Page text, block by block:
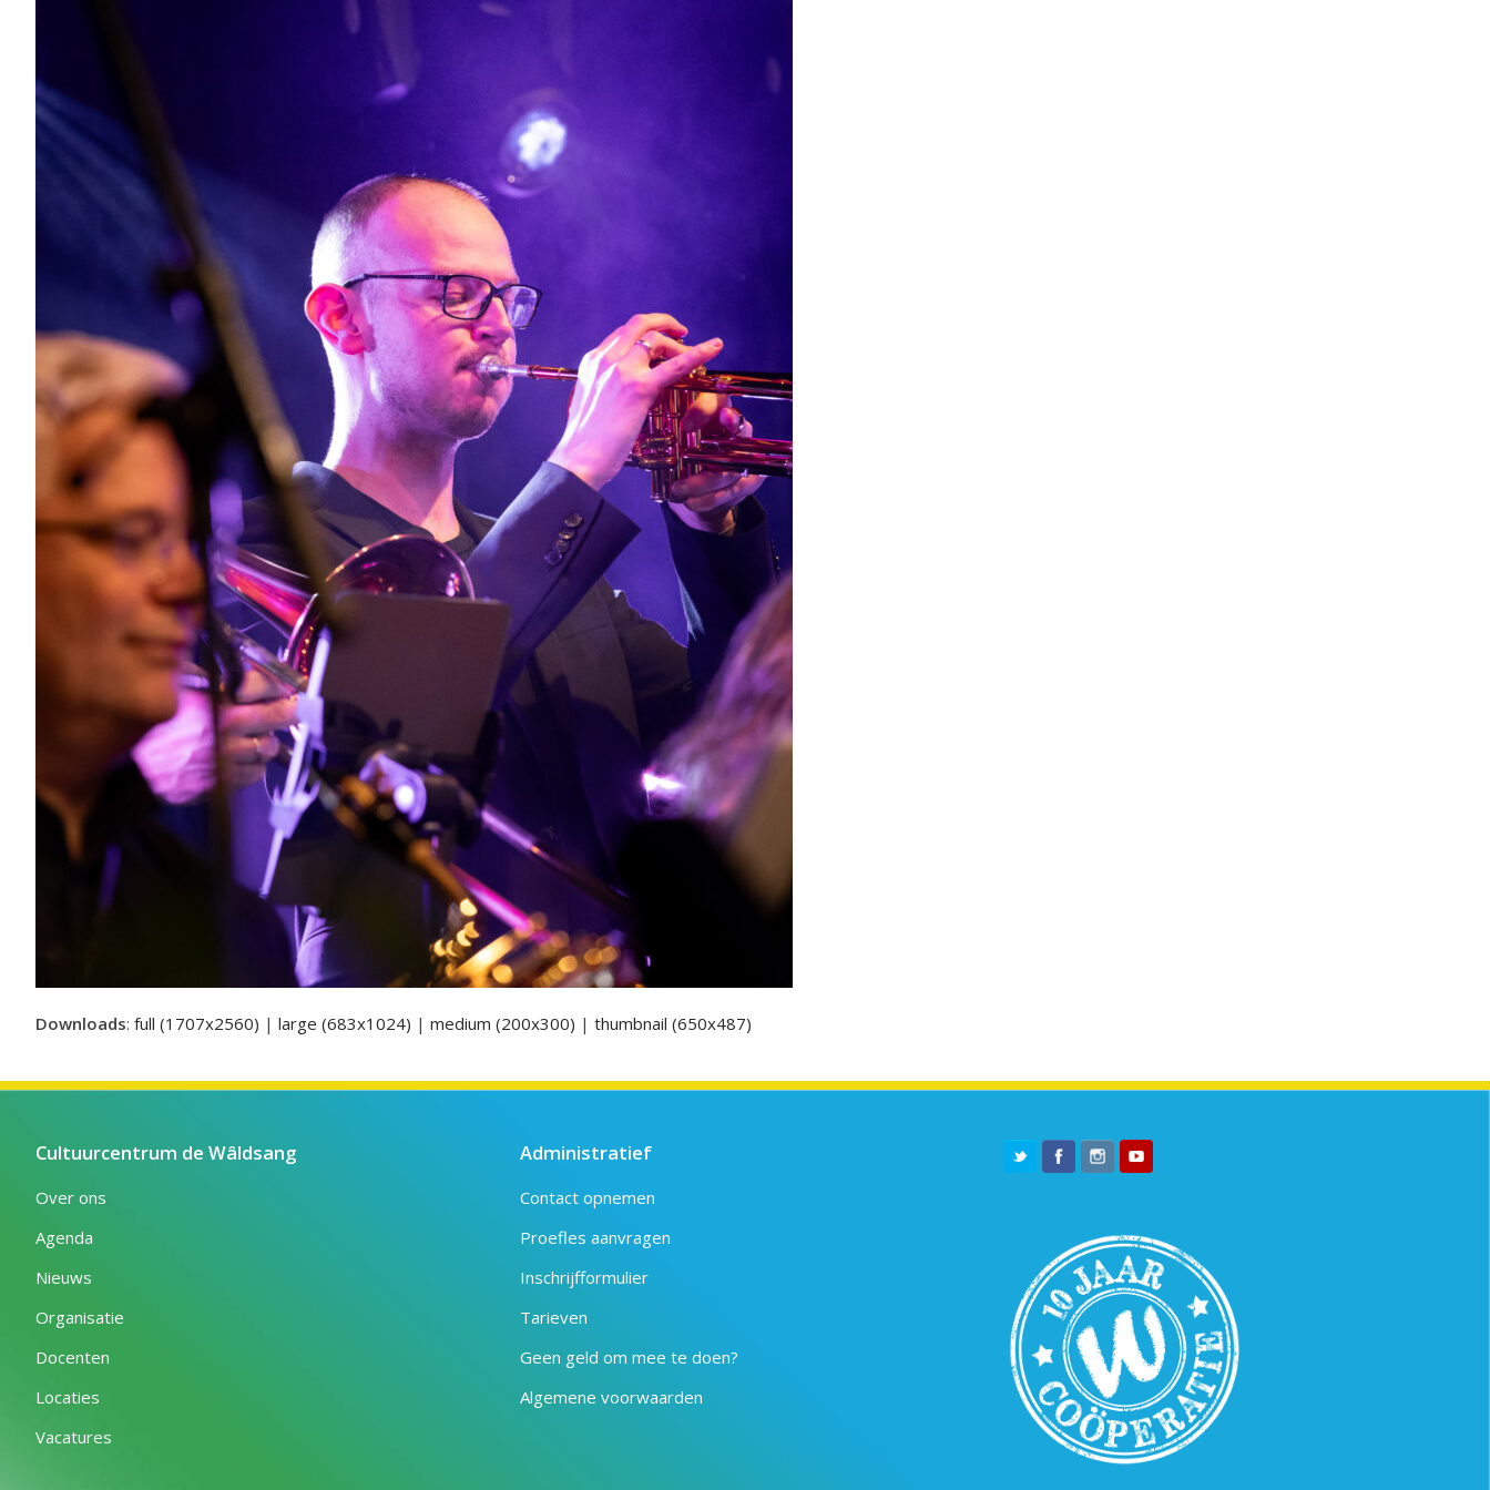
Downloads: full (1707x2560) | large (683x1024) | medium (200x300) | thumbnail (650x487)
Cultuurcentrum de Wâldsang
Over ons
Agenda
Nieuws
Organisatie
Docenten
Locaties
Vacatures
Administratief
Contact opnemen
Proefles aanvragen
Inschrijfformulier
Tarieven
Geen geld om mee te doen?
Algemene voorwaarden